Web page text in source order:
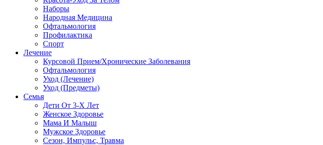
Наборы
Народная Медицина
Офтальмология
Профилактика
Спорт
Лечение
Курсовой Прием/Хронические Заболевания
Офтальмология
Уход (Лечение)
Уход (Предметы)
Семья
Дети От 3-Х Лет
Женское Здоровье
Мама И Малыш
Мужское Здоровье
Сезон, Импульс, Травма